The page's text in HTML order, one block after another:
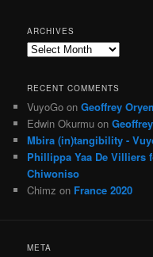
ARCHIVES
Archives
RECENT COMMENTS
VuyoGo onGeoffrey
Edwin Okurmu on
Mbira (in)tangibility -
Phillippa Yaa De Villiers
Chiwoniso
Chimz on France 2020
META